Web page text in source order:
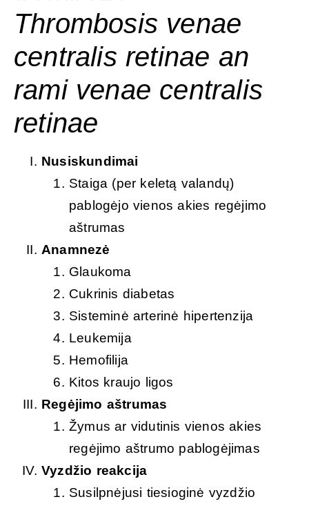
Thrombosis venae
centralis retinae an
rami venae centralis
retinae
Nusiskundimai
Staiga (per keletą valandų)
pablogėjo vienos akies regėjimo
aštrumas
Anamnezė
Glaukoma
Cukrinis diabetas
Sisteminė arterinė hipertenzija
Leukemija
Hemofilija
Kitos kraujo ligos
Regėjimo aštrumas
Žymus ar vidutinis vienos akies
regėjimo aštrumo pablogėjimas
Vyzdžio reakcija
Susilpnėjusi tiesioginė vyzdžio